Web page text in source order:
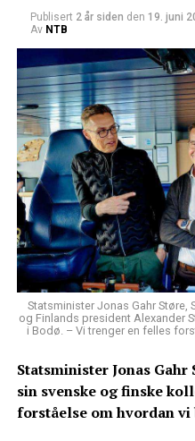
Publisert 2 år siden den 19. juni
Av NTB
Statsminister Jonas Gahr
og Finlands president Alexander
i Bodø. – Vi trenger en felles
Statsminister Jonas
sin svenske og finske
forståelse om hvordan